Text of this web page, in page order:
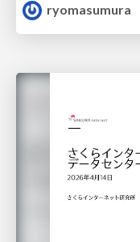
ryomasumura